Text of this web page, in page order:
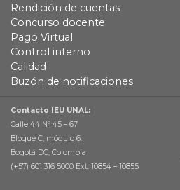
Rendición de cuentas
Concurso docente
Pago Virtual
Control interno
Calidad
Buzón de notificaciones
Contacto IEU UNAL:
Calle 44 Nº 45 – 67
Bloque C, módulo 6.
Bogotá DC, Colombia
(+57) 601 316 5000 Ext. 10854 – 10855